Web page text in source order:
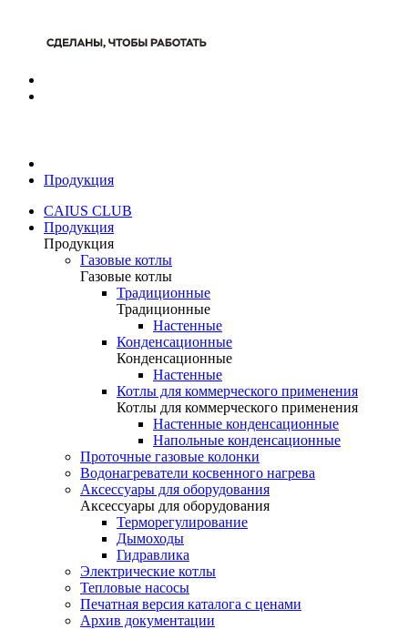
Продукция
CAIUS CLUB
Продукция
Продукция
Газовые котлы
Газовые котлы
Традиционные
Традиционные
Настенные
Конденсационные
Конденсационные
Настенные
Котлы для коммерческого применения
Котлы для коммерческого применения
Настенные конденсационные
Напольные конденсационные
Проточные газовые колонки
Водонагреватели косвенного нагрева
Аксессуары для оборудования
Аксессуары для оборудования
Терморегулирование
Дымоходы
Гидравлика
Электрические котлы
Тепловые насосы
Печатная версия каталога с ценами
Архив документации